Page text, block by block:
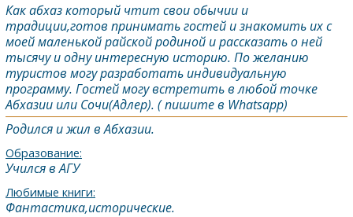
Как абхаз который чтит свои обычии и
традиции,готов принимать гостей и знакомить их с
моей маленькой райской родиной и рассказать о ней
тысячу и одну интересную историю. По желанию
туристов могу разработать индивидуальную
программу. Гостей могу встретить в любой точке
Абхазии или Сочи(Адлер). ( пишите в Whatsapp)
Родился и жил в Абхазии.
Образование:
Учился в АГУ
Любимые книги:
Фантастика,исторические.